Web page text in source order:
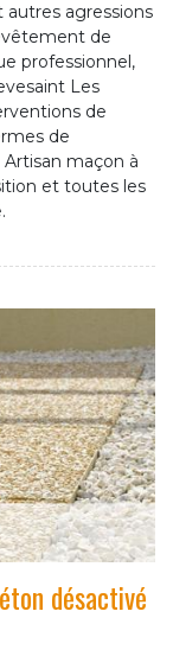
autres agressions
de
professionnel,
Les
de
de
maçon à
et toutes les
désactivé